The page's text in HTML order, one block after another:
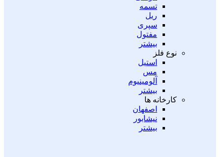
تسمه
ریل
سپری
مفتول
بیشتر
نوع فلز
استیل
مس
آلومینیوم
بیشتر
کارخانه ها
اصفهان
نیشابور
بیشتر